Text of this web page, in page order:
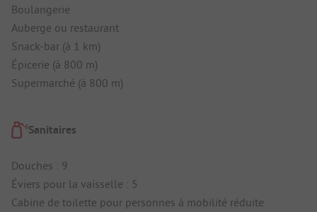
Boulangerie
Auberge ou restaurant
Snack-bar (à 1 km)
Épicerie (à 800 m)
Supermarché (à 800 m)
Sanitaires
Douches : 9
Éviers pour la vaisselle : 5
Cabine de toilette pour personnes à mobilité réduite